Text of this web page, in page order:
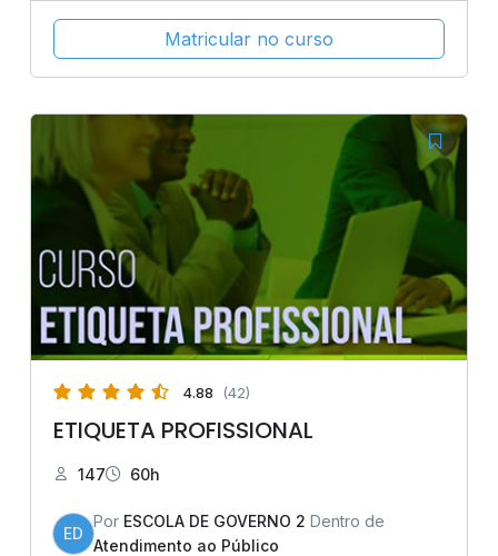
Matricular no curso
4.88 (42)
ETIQUETA PROFISSIONAL
147 60h
ED
Por ESCOLA DE GOVERNO 2 Dentro de
Atendimento ao Público